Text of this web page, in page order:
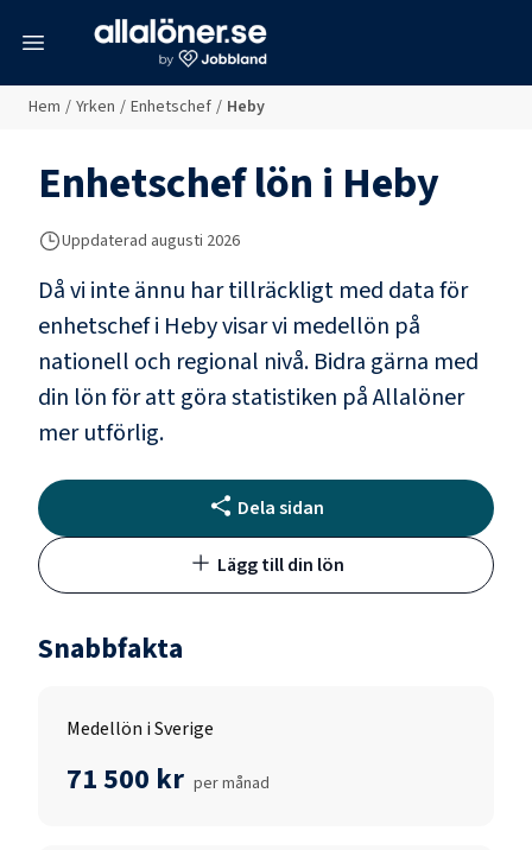
Hem / Yrken / Enhetschef / Heby
Enhetscheflön i Heby
Uppdaterad augusti 2026
Då vi inte ännu har tillräckligt med data för
enhetschefi Hebyvisar vi medellön på
nationell och regional nivå. Bidra gärna med
din lön för att göra statistiken på Allalöner
mer utförlig.
Dela sidan
Lägg till din lön
Snabbfakta
Medellön i Sverige
71 500 kr per månad